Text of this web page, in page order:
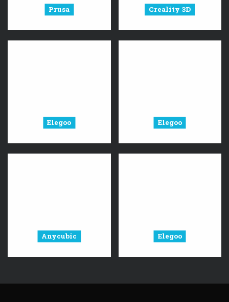
Prusa Creality 3D
Elegoo Elegoo
Anycubic Elegoo